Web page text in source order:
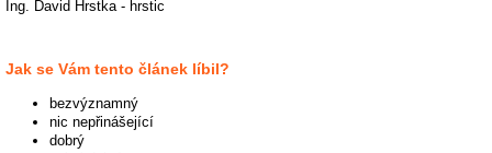
Ing. David Hrstka - hrstic
Jak se Vám tento článek líbil?
bezvýznamný
nic nepřinášející
dobrý